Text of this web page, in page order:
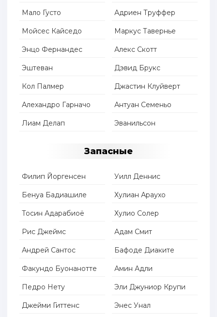
Мало Густо
Мойсес Кайседо
Энцо Фернандес
Эштеван
Кол Палмер
Алехандро Гарначо
Лиам Делап
Адриен Труффер
Маркус Тавернье
Алекс Скотт
Дэвид Брукс
Джастин Клуйверт
Антуан Семеньо
Эванильсон
Запасные
Филип Йоргенсен
Бенуа Бадиашиле
Тосин Адарабиоё
Рис Джеймс
Андрей Сантос
Факундо Буонанотте
Педро Нету
Джейми Гиттенс
Уилл Деннис
Хулиан Араухо
Хулио Солер
Адам Смит
Бафоде Диаките
Амин Адли
Эли Джуниор Крупи
Энес Унал